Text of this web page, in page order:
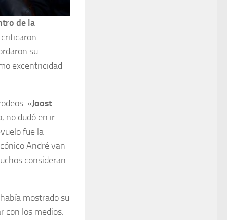
de la
su
excentricidad
«Joost
no dudó en ir
fue la
André van
consideran
mostrado su
con los medios.